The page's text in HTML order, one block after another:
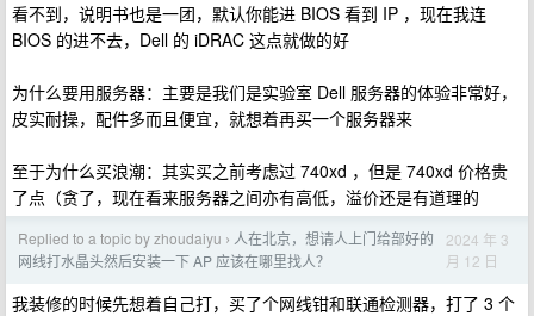
看不到，说明书也是一团，默认你能进 BIOS 看到 IP ，现在我连
BIOS 的进不去，Dell 的 iDRAC 这点就做的好
为什么要用服务器：主要是我们是实验室 Dell 服务器的体验非常好，
皮实耐操，配件多而且便宜，就想着再买一个服务器来
至于为什么买浪潮：其实买之前考虑过 740xd ，但是 740xd 价格贵
了点（贪了，现在看来服务器之间亦有高低，溢价还是有道理的
Replied to a topic by zhoudaiyu › 人在北京，想请人上门给部好的
网线打水晶头然后安装一下 AP 应该在哪里找人？
2024 年 3
月 12 日
我装修的时候先想着自己打，买了个网线钳和联通检测器，打了 3 个